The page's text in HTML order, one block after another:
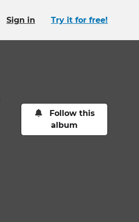
Sign in Try it for free!
Follow this
album